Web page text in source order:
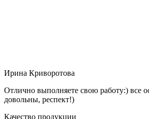
Ирина Криворотова
Отлично выполняете свою работу:) все
довольны, респект!)
Качество продукции